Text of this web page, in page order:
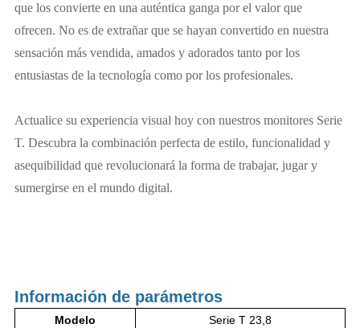
que los convierte en una auténtica ganga por el valor que
ofrecen. No es de extrañar que se hayan convertido en nuestra
sensación más vendida, amados y adorados tanto por los
entusiastas de la tecnología como por los profesionales.
Actualice su experiencia visual hoy con nuestros monitores Serie
T. Descubra la combinación perfecta de estilo, funcionalidad y
asequibilidad que revolucionará la forma de trabajar, jugar y
sumergirse en el mundo digital.
Información de parámetros
Modelo
Serie T 23,8